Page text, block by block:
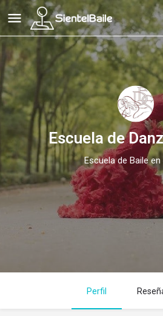
Escuela de
Escuela de Baile en
Perfil